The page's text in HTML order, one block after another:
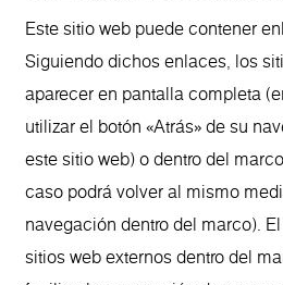
Este sitio web puede contener
Siguiendo dichos enlaces, los
aparecer en pantalla completa
utilizar el botón «Atrás» de su
este sitio web) o dentro del
caso podrá volver al mismo
navegación dentro del marco).
sitios web externos dentro del